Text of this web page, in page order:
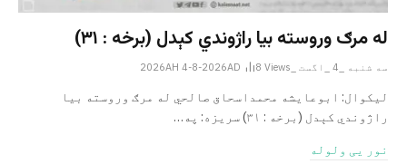
له مرګ وروسته بیا راژوندي کېدل (برخه : ۳۱)
سه شنبه _4 _اگست _2026AH 4-8-2026AD 8 Views
لیکوال: ابوعایشه محمداسحاق صالحي له مرګ وروسته بیا
راژوندي کېدل (برخه : ۳۱) سریزه: په…
نور یی ولوله